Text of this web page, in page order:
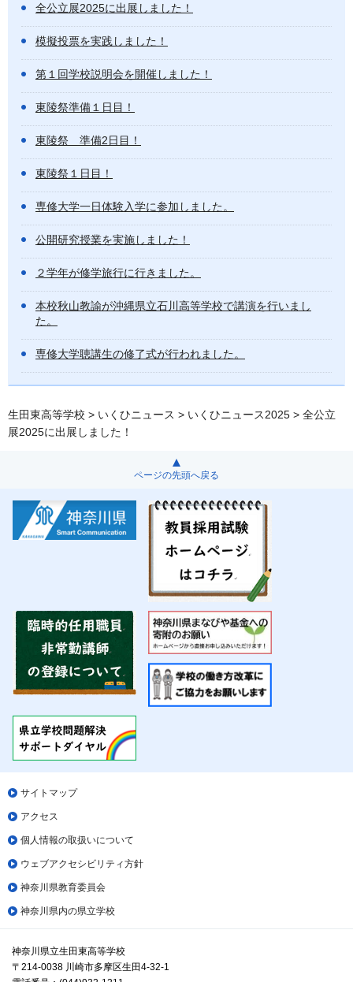
全公立展2025に出展しました！
模擬投票を実践しました！
第１回学校説明会を開催しました！
東陵祭準備１日目！
東陵祭 準備2日目！
東陵祭１日目！
専修大学一日体験入学に参加しました。
公開研究授業を実施しました！
２学年が修学旅行に行きました。
本校秋山教諭が沖縄県立石川高等学校で講演を行いまし
た。
専修大学聴講生の修了式が行われました。
生田東高等学校 > いくひニュース > いくひニュース2025 > 全公立
展2025に出展しました！
ページの先頭へ戻る
サイトマップ
アクセス
個人情報の取扱いについて
ウェブアクセシビリティ方針
神奈川県教育委員会
神奈川県内の県立学校
神奈川県立生田東高等学校
〒214-0038 川崎市多摩区生田4-32-1